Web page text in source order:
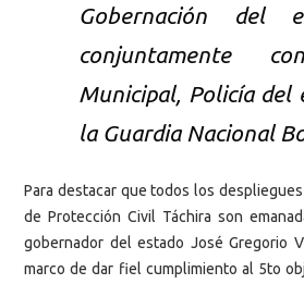
Gobernación del
conjuntamente
Municipal, Policía del
la Guardia Nacional
Para destacar que todos los
de Protección Civil Táchira son
gobernador del estado José Gregorio
marco de dar fiel cumplimiento al 5to